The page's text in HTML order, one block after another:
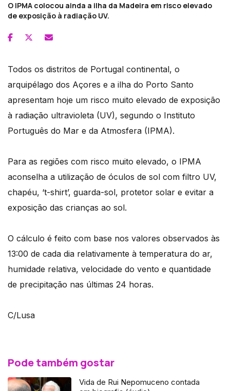
O IPMA colocou ainda a ilha da Madeira em risco elevado
de exposição à radiação UV.
Todos os distritos de Portugal continental, o
arquipélago dos Açores e a ilha do Porto Santo
apresentam hoje um risco muito elevado de exposição
à radiação ultravioleta (UV), segundo o Instituto
Português do Mar e da Atmosfera (IPMA).
Para as regiões com risco muito elevado, o IPMA
aconselha a utilização de óculos de sol com filtro UV,
chapéu, ‘t-shirt’, guarda-sol, protetor solar e evitar a
exposição das crianças ao sol.
O cálculo é feito com base nos valores observados às
13:00 de cada dia relativamente à temperatura do ar,
humidade relativa, velocidade do vento e quantidade
de precipitação nas últimas 24 horas.
C/Lusa
Pode também gostar
Vida de Rui Nepomuceno contada